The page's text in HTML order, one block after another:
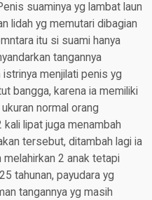
suaminya yg lambat laun
lidah yg memutari dibagian
itu si suami hanya
tangannya
menjilati penis yg
bangga, karena ia memiliki
normal orang
kali lipat juga menambah
tersebut, ditambah lagi ia
2 anak tetapi
tahunan, payudara yg
tangannya yg masih